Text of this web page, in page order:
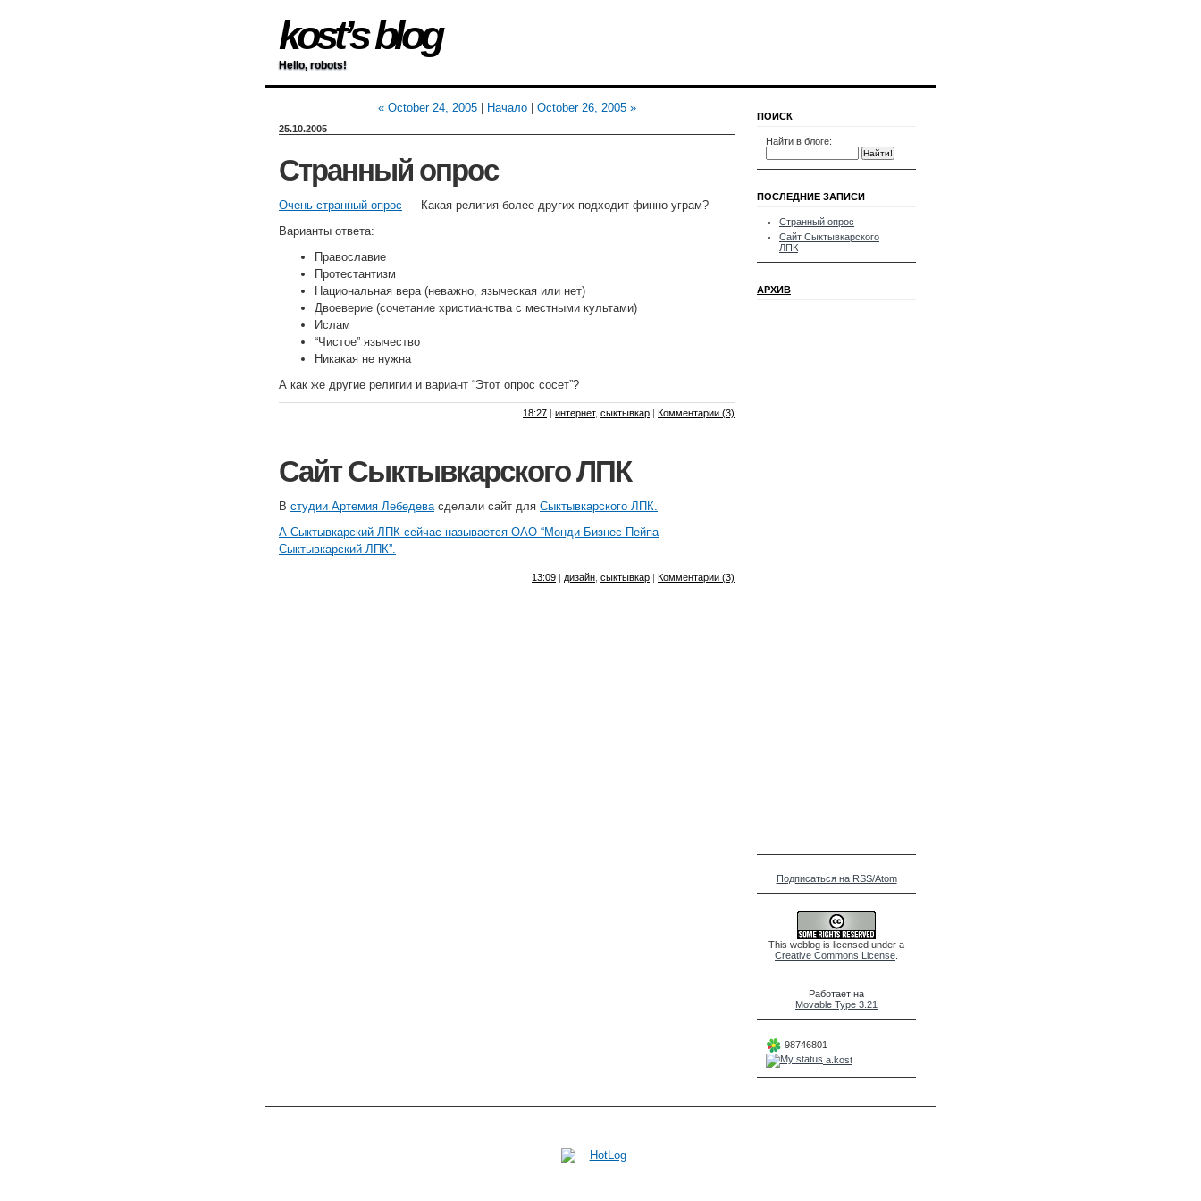
kost’s blog
Hello, robots!
« October 24, 2005| Начало| October 26, 2005 »
25.10.2005
Странный опрос
Очень странный опрос — Какая религия более других подходит финно-уграм?
Варианты ответа:
Православие
Протестантизм
Национальная вера (неважно, языческая или нет)
Двоеверие (сочетание христианства с местными культами)
Ислам
“Чистое” язычество
Никакая не нужна
А как же другие религии и вариант “Этот опрос сосет”?
18:27 | интернет, сыктывкар | Комментарии (3)
Сайт Сыктывкарского ЛПК
В студии Артемия Лебедевасделали сайт для Сыктывкарского ЛПК.
А Сыктывкарский ЛПК сейчас называется ОАО “Монди Бизнес Пейпа
Сыктывкарский ЛПК”.
13:09 | дизайн сыктывкар | Комментарии (3)
ПОИСК
Найти в блоге:
ПОСЛЕДНИЕ ЗАПИСИ
Странный опрос
Сайт Сыктывкарского
ЛПК
АРХИВ
Подписаться на RSS/Atom
This weblog is licensed under a
Creative Commons License
Работает на
Movable Type 3.21
98746801
a.kost